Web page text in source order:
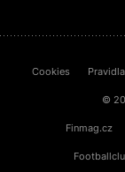
Cookies Pravidla
©
Finmag.cz